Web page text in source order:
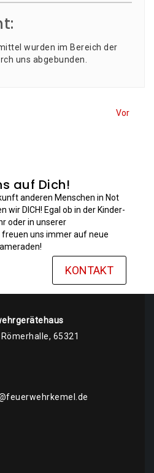
wur­den im Bereich der
uns abgebunden.
Vor
auf Dich!
anderen Menschen in Not
wir DICH! Egal ob in der Kinder-
oder in unserer
freuen uns immer auf neue
KONTAKT
65321